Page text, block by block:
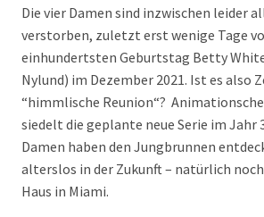
Die vier Damen sind inzwischen leider
verstorben, zuletzt erst wenige Tage
einhundertsten Geburtstag Betty
Nylund) im Dezember 2021. Ist es also
“himmlische Reunion“?
siedelt die geplante neue Serie im Jahr
Damen haben den Jungbrunnen
alterslos in der Zukunft – natürlich
Haus in Miami.